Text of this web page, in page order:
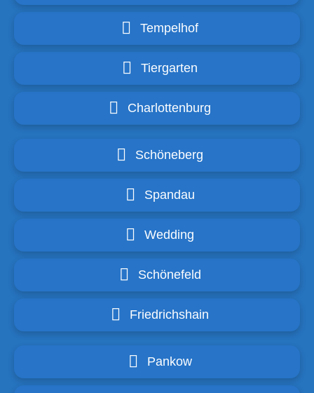
Tempelhof
Tiergarten
Charlottenburg
Schöneberg
Spandau
Wedding
Schönefeld
Friedrichshain
Pankow